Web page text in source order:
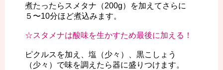
煮たったらスメタナ（200g）を加えてさらに
５〜10分ほど煮込みます。
☆スタメナは酸味を生かすため最後に加える！
ピクルスを加え、塩（少々）、黒こしょう
（少々）で味を調えたら器に盛りつけます。